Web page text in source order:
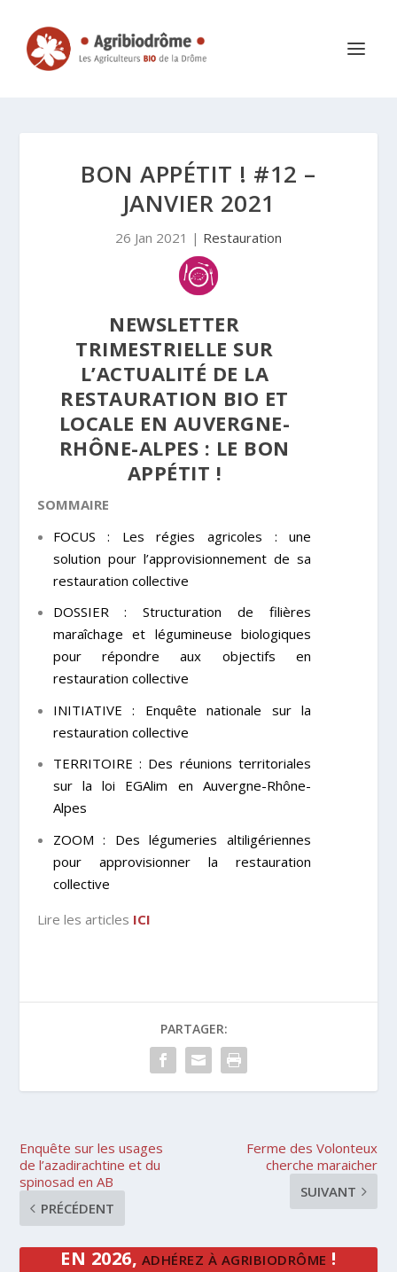
BON APPÉTIT ! #12 –
JANVIER 2021
26 Jan 2021 | Restauration
NEWSLETTER
TRIMESTRIELLE SUR
L’ACTUALITÉ DE LA
RESTAURATION BIO ET
LOCALE EN AUVERGNE-
RHÔNE-ALPES : LE BON
APPÉTIT !
SOMMAIRE
FOCUS : Les régies agricoles : une
solution pour l’approvisionnement de sa
restauration collective
DOSSIER : Structuration de filières
maraîchage et légumineuse biologiques
pour répondre aux objectifs en
restauration collective
INITIATIVE : Enquête nationale sur la
restauration collective
TERRITOIRE : Des réunions territoriales
sur la loi EGAlim en Auvergne-Rhône-
Alpes
ZOOM : Des légumeries altiligériennes
pour approvisionner la restauration
collective
Lire les articles ICI
PARTAGER:
Enquête sur les usages
de l’azadirachtine et du
spinosad en AB
PRÉCÉDENT
Ferme des Volonteux
cherche maraicher
SUIVANT
EN 2026, ADHÉREZ À AGRIBIODRÔME !